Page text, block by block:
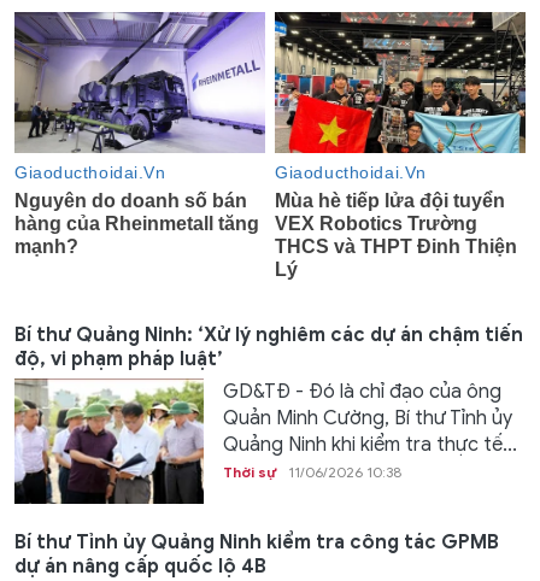
Bí thư Quảng Ninh: ‘Xử lý nghiêm các dự án chậm tiến
độ, vi phạm pháp luật’
GD&TĐ - Đó là chỉ đạo của ông
Quản Minh Cường, Bí thư Tỉnh ủy
Quảng Ninh khi kiểm tra thực tế...
Thời sự 11/06/2026 10:38
Bí thư Tỉnh ủy Quảng Ninh kiểm tra công tác GPMB
dự án nâng cấp quốc lộ 4B